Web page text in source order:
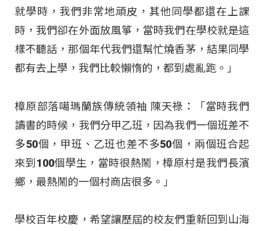
就學時，我們非常地頑皮，其他同學都還在上課
時，我們卻在外面放風箏，當時我們在學校就是這
樣不聽話，那個年代我們還幫忙燒香茅，結果同學
都有去上學，我們比較懶惰的，都到處亂跑。」
樟原部落噶瑪蘭族傳統領袖 陳天祿：「當時我們
讀書的時候，我們分甲乙班，因為我們一個班差不
多50個，甲班、乙班也差不多50個，兩個班合起
來到100個學生，當時很熱鬧，樟原村是我們長濱
鄉，最熱鬧的一個村商店很多。」
學校百年校慶，希望讓歷屆的校友們重新回到山海